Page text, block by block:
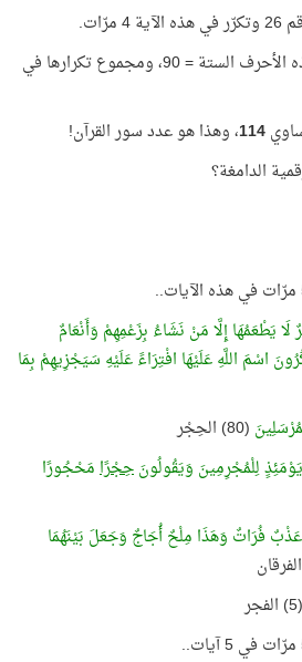
مجموع الترتيب الهجائي لهذه الأحرف الستة = 90، ومجموع تكرارها في
114، وهذا هو عدد سور القرآن!
الدامغة؟
لَا يَطْعَمُهَا إِلَّا مَنْ نَشَاءُ بِزَعْمِهِمْ وَأَنْعَامٌ
اسْمَ اللَّهِ عَلَيْهَا افْتِرَاءً عَلَيْهِ سَيَجْزِيهِمْ بِمَا
(80) الحِجْر
لِلْمُجْرِمِينَ وَيَقُولُونَحِجْرًامَحْجُورًا
فُرَاتٌ وَهَذَا مِلْحٌ أُجَاجٌ وَجَعَلَ بَيْنَهُمَا
(5) الفجر